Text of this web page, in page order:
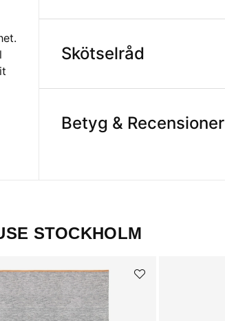
Skötselråd
Betyg & Recensioner
STOCKHOLM